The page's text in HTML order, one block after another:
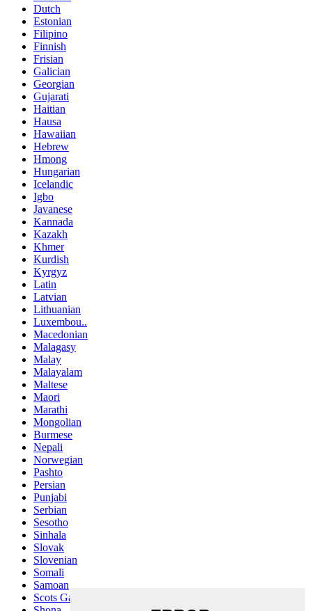
Dutch
Estonian
Filipino
Finnish
Frisian
Galician
Georgian
Gujarati
Haitian
Hausa
Hawaiian
Hebrew
Hmong
Hungarian
Icelandic
Igbo
Javanese
Kannada
Kazakh
Khmer
Kurdish
Kyrgyz
Latin
Latvian
Lithuanian
Luxembou..
Macedonian
Malagasy
Malay
Malayalam
Maltese
Maori
Marathi
Mongolian
Burmese
Nepali
Norwegian
Pashto
Persian
Punjabi
Serbian
Sesotho
Sinhala
Slovak
Slovenian
Somali
Samoan
Scots Gaelic